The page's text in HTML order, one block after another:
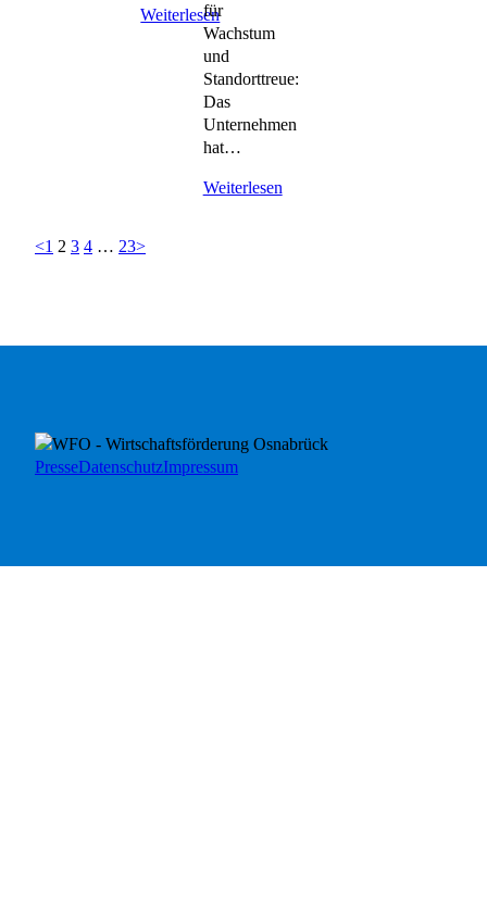
Weiterlesen
für
Wachstum
und
Standorttreue:
Das
Unternehmen
hat…
Weiterlesen
<1 2 3 4 … 23>
PresseDatenschutzImpressum